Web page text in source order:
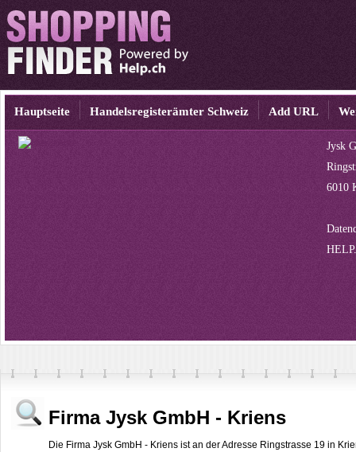
Hauptseite Handelsregisterämter Schweiz Add URL
Jysk
6010
Firma Jysk GmbH - Kriens
Die Firma Jysk GmbH - Kriens ist an der Adresse Ringstrasse 19 in